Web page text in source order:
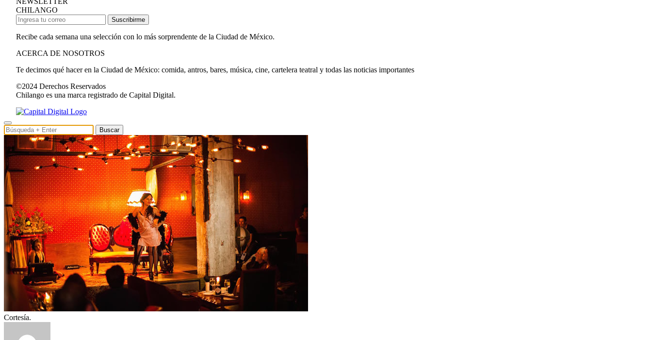
CHILANGO
Suscribirme
Recibe cada semana una selección con lo más sorprendente de la Ciudad de México.
ACERCA DE NOSOTROS
Te decimos qué hacer en la Ciudad de México: comida, antros, bares, música, cine, cartelera teatral y todas las noticias importantes
©2024 Derechos Reservados
Chilango es una marca registrado de Capital Digital.
Buscar
Cortesía.